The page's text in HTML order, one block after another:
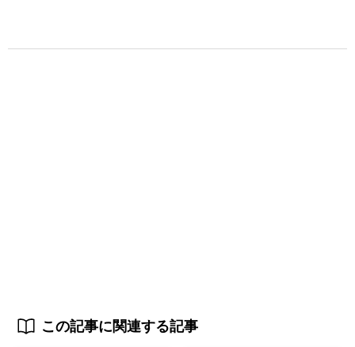
この記事に関連する記事